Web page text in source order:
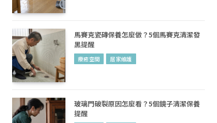
馬賽克瓷磚保養怎麼做？5個馬賽克清潔發
黑提醒
療癒空間 居家維護
玻璃門破裂原因怎麼看？5個鏡子清潔保養
提醒